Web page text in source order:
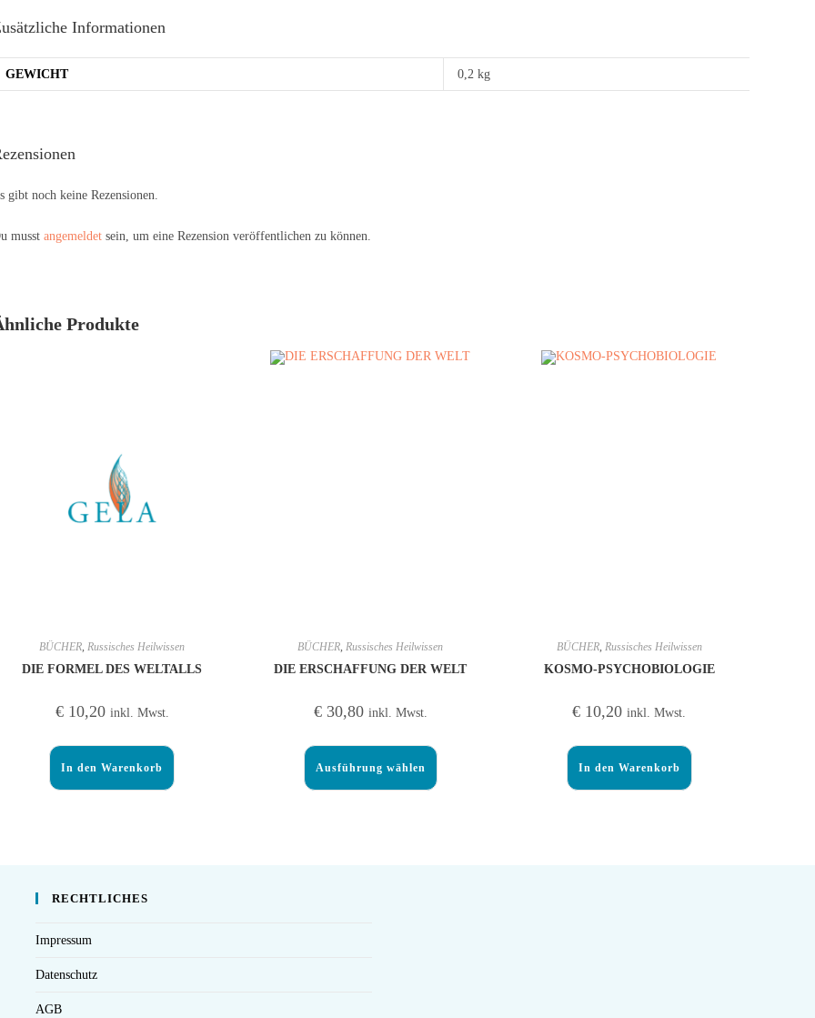
Informationen
GEWICHT 0,2 kg
gibt noch keine Rezensionen.
musst angemeldet sein, um eine Rezension veröffentlichen zu können.
Produkte
BÜCHER Russisches Heilwissen
DIE FORMEL DES WELTALLS
€10,20 inkl. Mwst.
In den Warenkorb
BÜCHER Russisches Heilwissen
DIE ERSCHAFFUNG DER WELT
€30,80 inkl. Mwst.
Ausführung wählen
BÜCHER, Russisches Heilwissen
KOSMO-PSYCHOBIOLOGIE
€ 10,20 inkl. Mwst.
In den Warenkorb
RECHTLICHES
Impressum
Datenschutz
AGB